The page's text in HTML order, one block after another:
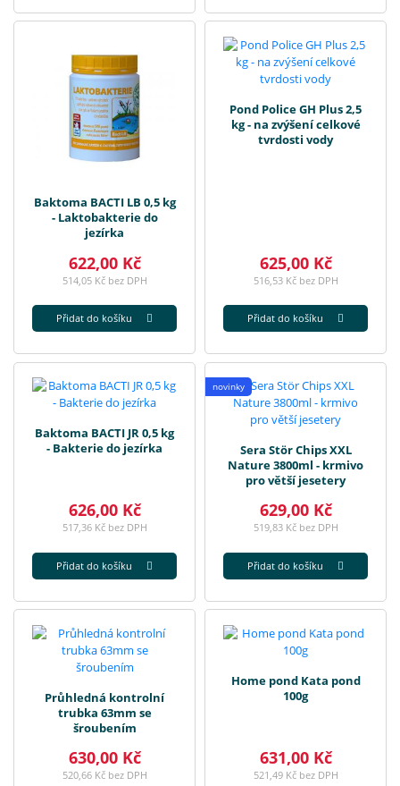
Baktoma BACTI LB 0,5 kg
- Laktobakterie do
jezírka
622,00 Kč
514,05 Kč bez DPH
Přidat do košíku
Pond Police GH Plus 2,5
kg - na zvýšení celkové
tvrdosti vody
625,00 Kč
516,53 Kč bez DPH
Přidat do košíku
Baktoma BACTI JR 0,5 kg
- Bakterie do jezírka
626,00 Kč
517,36 Kč bez DPH
Přidat do košíku
novinky
Sera Stör Chips XXL
Nature 3800ml - krmivo
pro větší jesetery
629,00 Kč
519,83 Kč bez DPH
Přidat do košíku
Průhledná kontrolní
trubka 63mm se
šroubením
630,00 Kč
520,66 Kč bez DPH
Home pond Kata pond
100g
631,00 Kč
521,49 Kč bez DPH